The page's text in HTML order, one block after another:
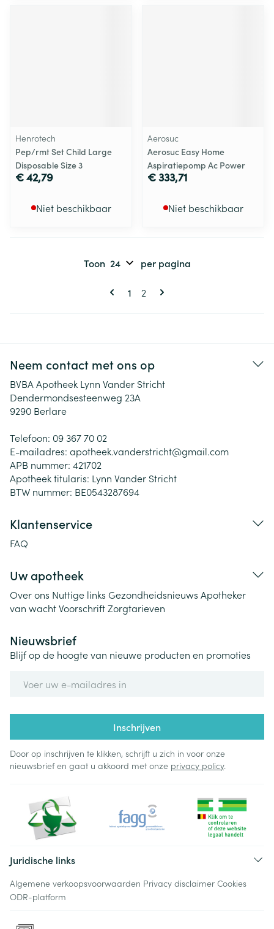
Henrotech
Pep/rmt Set Child Large
Disposable Size 3
€ 42,79
Niet beschikbaar
Aerosuc
Aerosuc Easy Home
Aspiratiepomp Ac Power
€ 333,71
Niet beschikbaar
Pagina's
U lees momenteel pagina
1 Pagina
2
Toon per pagina
Neem contact met ons op
BVBA Apotheek Lynn Vander Stricht
Dendermondsesteenweg 23A
9290 Berlare
Telefoon: 09 367 70 02
E-mailadres: apotheek.vanderstricht@gmail.com
APB nummer: 421702
Apotheek titularis: Lynn Vander Stricht
BTW nummer: BE0543287694
Klantenservice
FAQ
Uw apotheek
Over ons Nuttige links Gezondheidsnieuws Apotheker
van wachtVoorschriftZorgtarieven
Nieuwsbrief
Blijf op de hoogte van nieuwe producten en promoties
Inschrijven
Door op inschrijven te klikken, schrijft u zich in voor onze
nieuwsbrief en gaat u akkoord met onze privacy policy.
Juridische links
Algemene verkoopsvoorwaarden Privacy disclaimer Cookies
ODR-platform